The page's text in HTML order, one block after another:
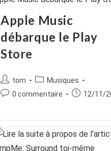
Apple Music
débarque le Play
Store
Auteur/autrice
de
tom
Post
category:
Musiques
Commentaires
0 commentaire
Publication
12/11/